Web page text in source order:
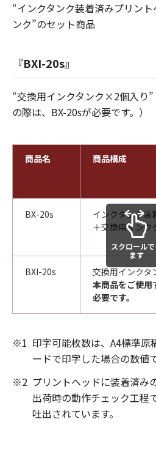
“インクタンク装着済みプリン
ンク”のセット商品
『BXI-20s』
“交換用インクタンク×2個入り
の際は、BX-20sが必要です。）
商品名 商品構成
BX-20s
インクタンク装
＋交換用イン
BXI-20s
交換用インク
本商品をご使
必要です。
スクロール
ます
※1 印字可能枚数は、A4標準
ードで印字した場合の数値で
※2 プリントヘッドに装着済み
出荷時の動作チェック工程
吐出されています。